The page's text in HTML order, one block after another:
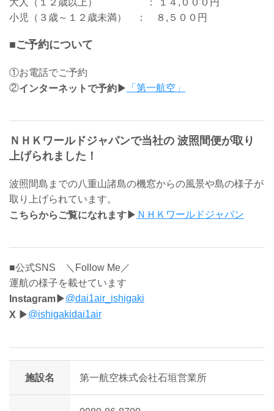
小児（３歳～１２歳未満） ： ８,５００円
■ご予約について
①お電話でご予約
②インターネットで予約▶ 「第一航空」
ＮＨＫワールドジャパンで当社の 波照間便が取り
上げられました！
波照間島までの八重山諸島の機窓からの風景や島の様子が
取り上げられています。
こちらからご覧になれます▶ ＮＨＫワールドジャパン
■公式SNS ＼Follow Me／
運航の様子を載せています
Instagram▶@dai1air_ishigaki
X ▶@ishigakidai1air
施設名 第一航空株式会社石垣営業所